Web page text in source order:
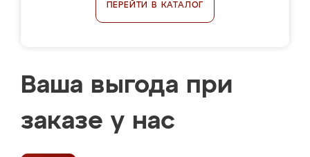
ПЕРЕЙТИ В КАТАЛОГ
Ваша выгода при
заказе у нас